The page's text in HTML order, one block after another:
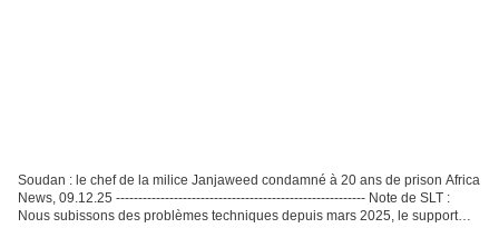
Soudan : le chef de la milice Janjaweed condamné à 20 ans de prison Africa
News, 09.12.25 -------------------------------------------------------- Note de SLT :
Nous subissons des problèmes techniques depuis mars 2025, le support